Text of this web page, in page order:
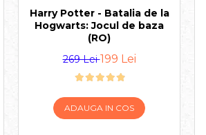
Harry Potter - Batalia de la
Hogwarts: Jocul de baza
(RO)
269 Lei199 Lei
ADAUGA IN COS